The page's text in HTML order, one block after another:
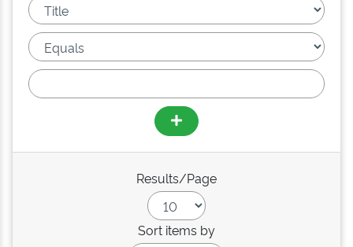
Results/Page
Sort items by